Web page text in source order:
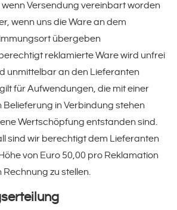
Versendung vereinbart worden
wenn uns die Ware an dem
übergeben
reklamierte Ware wird unfrei
unmittelbar an den Lieferanten
für Aufwendungen, die mit einer
in Verbindung stehen
Wertschöpfung entstanden sind.
sind wir berechtigt dem Lieferanten
von Euro 50,00 pro Reklamation
zu stellen.